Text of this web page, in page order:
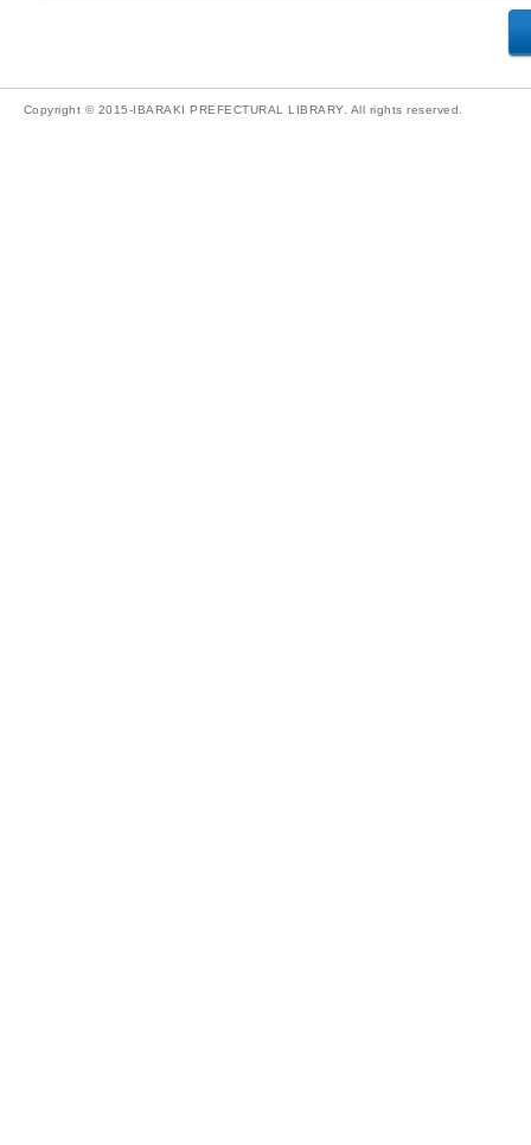
Copyright © 2015-IBARAKI PREFECTURAL LIBRARY. All rights reserved.